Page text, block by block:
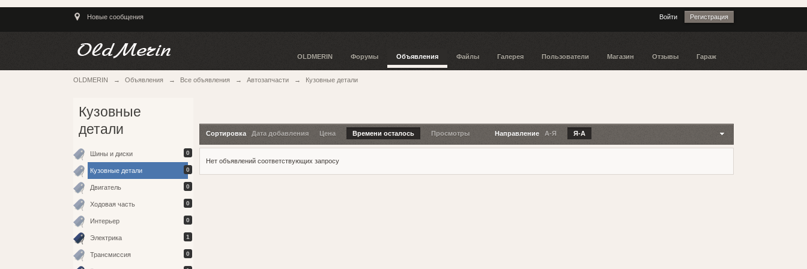
Новые сообщения Войти Регистрация
OLDMERIN Форумы Объявления Файлы Галерея Пользователи Магазин Отзывы Гараж
OLDMERIN → Объявления → Все объявления → Автозапчасти → Кузовные детали
Кузовные
детали
Шины и диски 0
Кузовные детали 0
Двигатель 0
Ходовая часть 0
Интерьер 0
Электрика 1
Трансмиссия 0
Сортировка Дата добавления Цена Времени осталось Просмотры Направление А-Я Я-А
Нет объявлений соответствующих запросу